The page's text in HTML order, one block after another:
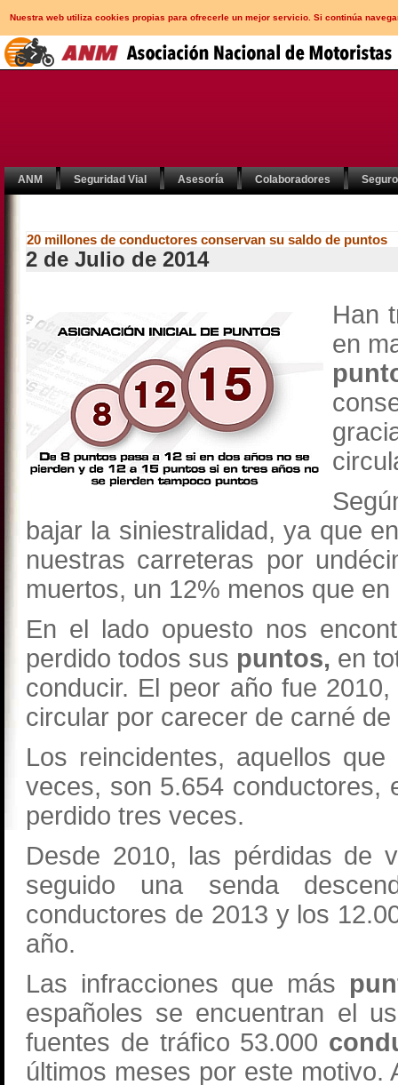
Nuestra web utiliza cookies propias para ofrecerle un mejor servicio. Si continúa
ANM Seguridad Vial Asesoría Colaboradores
20 millones de conductores conservan su saldo de puntos
2 de Julio de 2014
Han
en
bajar la siniestralidad, ya que
nuestras carreteras por
muertos, un 12% menos que en
En el lado opuesto nos
perdido todos sus puntos, en
conducir. El peor año fue
circular por carecer de carné de
Los reincidentes, aquellos que
veces, son 5.654 conductores,
perdido tres veces.
Desde 2010, las pérdidas de
seguido una senda
conductores de 2013 y los
año.
Las infracciones que más
españoles se encuentran el
fuentes de tráfico 53.000
últimos meses por este motivo.